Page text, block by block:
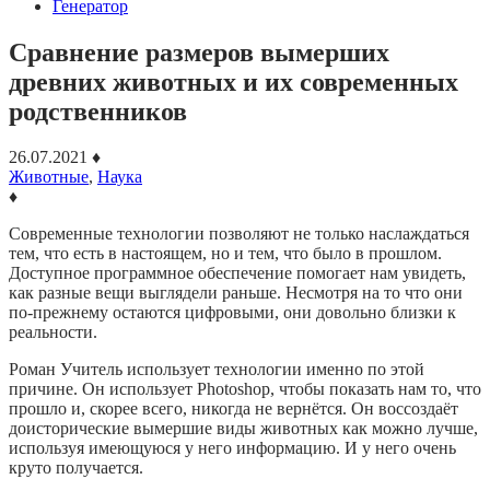
Генератор
Сравнение размеров вымерших
древних животных и их современных
родственников
26.07.2021 ♦
Животные, Наука
♦
Современные технологии позволяют не только наслаждаться
тем, что есть в настоящем, но и тем, что было в прошлом.
Доступное программное обеспечение помогает нам увидеть,
как разные вещи выглядели раньше. Несмотря на то что они
по-прежнему остаются цифровыми, они довольно близки к
реальности.
Роман Учитель использует технологии именно по этой
причине. Он использует Photoshop, чтобы показать нам то, что
прошло и, скорее всего, никогда не вернётся. Он воссоздаёт
доисторические вымершие виды животных как можно лучше,
используя имеющуюся у него информацию. И у него очень
круто получается.